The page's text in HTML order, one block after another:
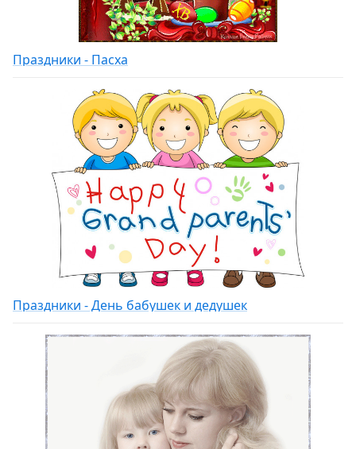
Праздники - Пасха
Праздники - День бабушек и дедушек